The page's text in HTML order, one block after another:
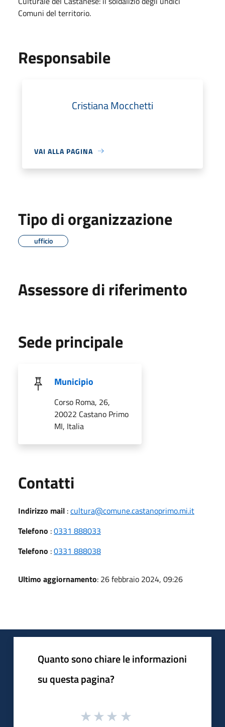
Comuni del territorio.
Responsabile
Cristiana Mocchetti
VAI ALLA PAGINA
Tipo di organizzazione
ufficio
Assessore di riferimento
Sede principale
Municipio
Corso Roma, 26,
20022 Castano Primo
MI, Italia
Contatti
Indirizzo mail :cultura@comune.castanoprimo.mi.it
Telefono :0331 888033
Telefono :0331 888038
Ultimo aggiornamento: 26 febbraio 2024, 09:26
Quanto sono chiare le informazioni
su questa pagina?